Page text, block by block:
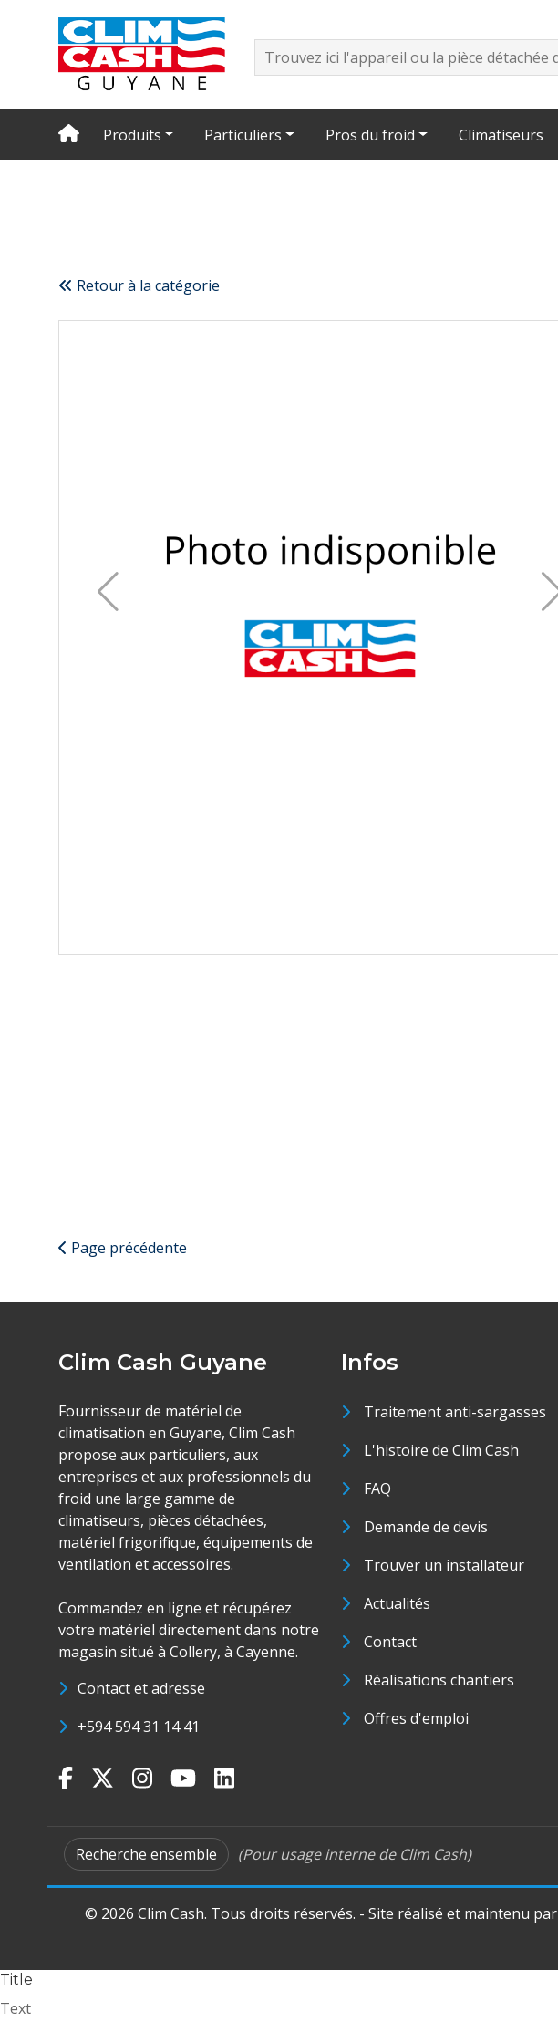
Produits Particuliers Pros du froid Climatiseurs
Retour à la catégorie
Page précédente
Clim Cash Guyane
Fournisseur de matériel de
climatisation en Guyane, Clim Cash
propose aux particuliers, aux
entreprises et aux professionnels du
froid une large gamme de
climatiseurs, pièces détachées,
matériel frigorifique, équipements de
ventilation et accessoires.
Commandez en ligne et récupérez
votre matériel directement dans notre
magasin situé à Collery, à Cayenne.
Contact et adresse
+594 594 31 14 41
Infos
Traitement anti-sargasses
L'histoire de Clim Cash
FAQ
Demande de devis
Trouver un installateur
Actualités
Contact
Réalisations chantiers
Offres d'emploi
Recherche ensemble (Pour usage interne de Clim Cash)
© 2026 Clim Cash. Tous droits réservés. - Site réalisé et maintenu par
Title
Text